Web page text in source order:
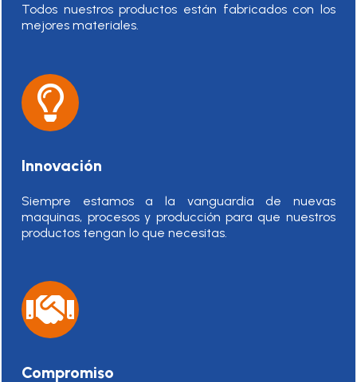
Todos nuestros productos están fabricados con los
mejores materiales.
Innovación
Siempre estamos a la vanguardia de nuevas
maquinas, procesos y producción para que nuestros
productos tengan lo que necesitas.
Compromiso